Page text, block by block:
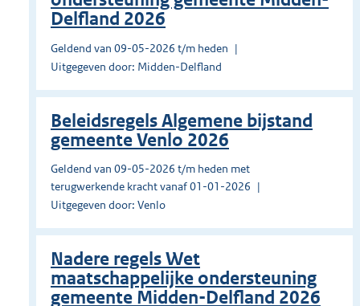
Delfland 2026
Geldend van 09-05-2026 t/m heden
Uitgegeven door: Midden-Delfland
Beleidsregels Algemene bijstand
gemeente Venlo 2026
Geldend van 09-05-2026 t/m heden met
terugwerkende kracht vanaf 01-01-2026
Uitgegeven door: Venlo
Nadere regels Wet
maatschappelijke ondersteuning
gemeente Midden-Delfland 2026